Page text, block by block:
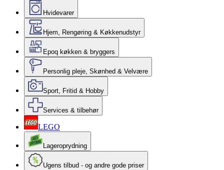
Hvidevarer
Hjem, Rengøring & Køkkenudstyr
Epoq køkken & bryggers
Personlig pleje, Skønhed & Velvære
Sport, Fritid & Hobby
Services & tilbehør
LEGO
Lageroprydning
Ugens tilbud - og andre gode priser